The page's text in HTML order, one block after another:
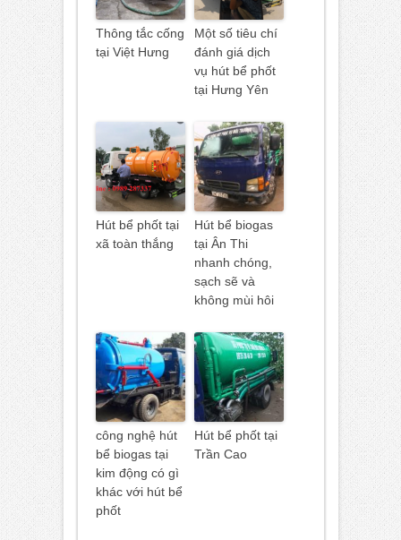
Thông tắc cống
tại Việt Hưng
Một số tiêu chí
đánh giá dịch
vụ hút bể phốt
tại Hưng Yên
Hút bể phốt tại
xã toàn thắng
Hút bể biogas
tại Ân Thi
nhanh chóng,
sạch sẽ và
không mùi hôi
công nghệ hút
bể biogas tại
kim động có gì
khác với hút bể
phốt
Hút bể phốt tại
Trần Cao